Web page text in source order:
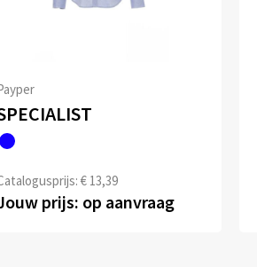
€ 13,39
prijs: op aanvraag